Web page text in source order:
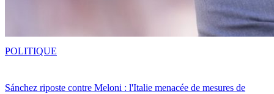
Sánchez riposte contre Meloni : l'Italie menacée de mesures de
POLITIQUE